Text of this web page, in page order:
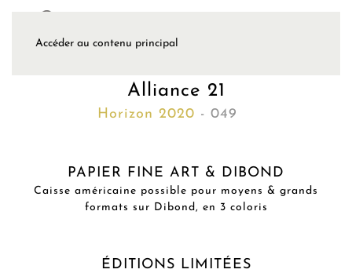
Accéder au contenu principal
Alliance 21
Horizon 2020 - 049
PAPIER FINE ART & DIBOND
Caisse américaine possible pour moyens & grands
formats sur Dibond, en 3 coloris
ÉDITIONS LIMITÉES